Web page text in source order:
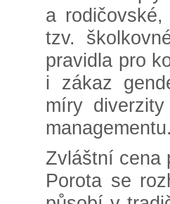
a
tzv.
pravidla pro
i zákaz
míry
Zvláštní cena
Porota se